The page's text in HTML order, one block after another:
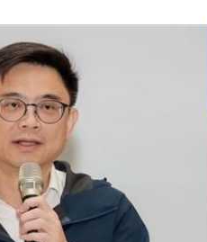
秘圈外妻子已懷孕 11:27
遭賴清德吐槽
時間」強制拖吊
慶順教授不幸離世
15:27